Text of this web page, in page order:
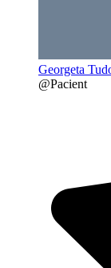
Georgeta
@Pacient